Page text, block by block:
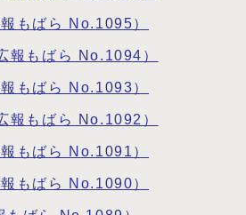
もばら No.1095）
報もばら No.1094）
もばら No.1093）
報もばら No.1092）
もばら No.1091）
もばら No.1090）